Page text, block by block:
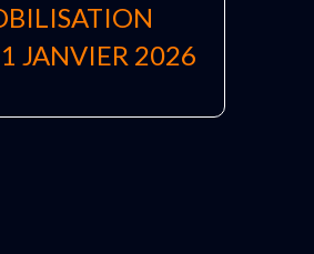
JANVIER 2026